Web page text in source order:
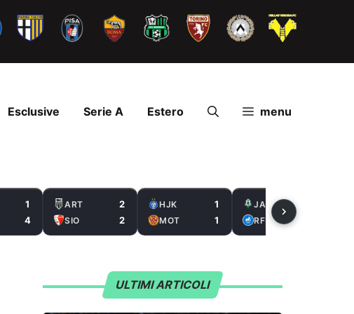
Esclusive Serie A Estero menu
1
4
ART 2
SIO 2
HJK 1
MOT 1
JAB
RFS
ULTIMI ARTICOLI